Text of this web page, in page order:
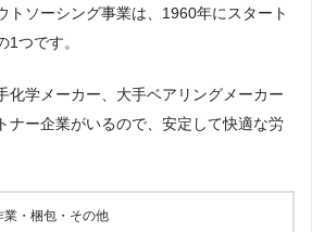
トソーシング事業は、1960年にスタート
1つです。
化学メーカー、大手ベアリングメーカー
ナー企業がいるので、安定して快適な労
業・梱包・その他